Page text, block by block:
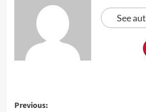
See
Previous: